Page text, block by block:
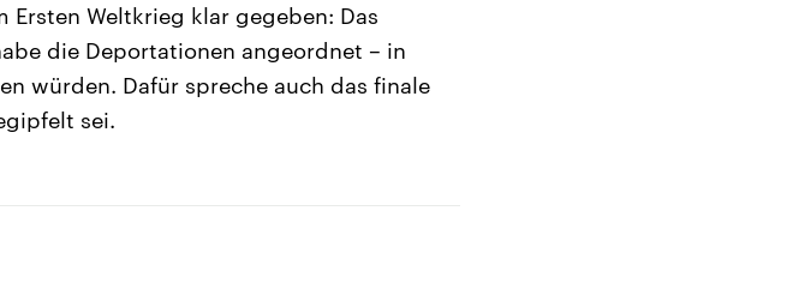
Weltkrieg klar gegeben: Das
die Deportationen angeordnet – in
würden. Dafür spreche auch das finale
sei.